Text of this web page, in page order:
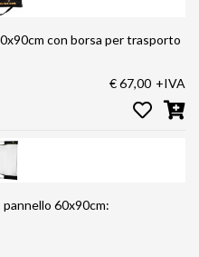
con borsa per trasporto
€ 67,00 +IVA
60x90cm: